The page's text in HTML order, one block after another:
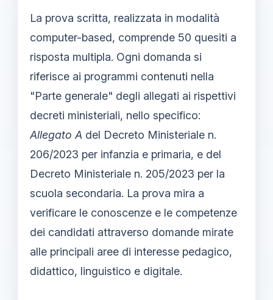
La prova scritta, realizzata in modalità
computer-based, comprende 50 quesiti a
risposta multipla. Ogni domanda si
riferisce ai programmi contenuti nella
"Parte generale" degli allegati ai rispettivi
decreti ministeriali, nello specifico:
Allegato A del Decreto Ministeriale n.
206/2023 per infanzia e primaria, e del
Decreto Ministeriale n. 205/2023 per la
scuola secondaria. La prova mira a
verificare le conoscenze e le competenze
dei candidati attraverso domande mirate
alle principali aree di interesse pedagico,
didattico, linguistico e digitale.